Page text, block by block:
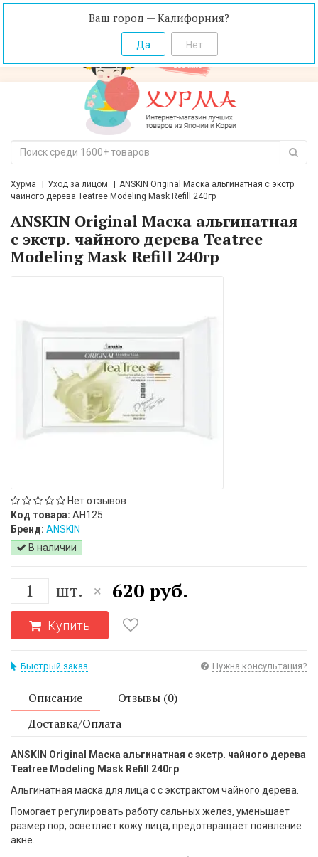
Ваш город — Калифорния?
Хурма Уход за лицом
ANSKIN Original Маска альгинатная с экстр.
чайного дерева Teatree Modeling Mask Refill 240гр
ANSKIN Original Маска альгинатная
с экстр. чайного дерева Teatree
Modeling Mask Refill 240гр
Нет отзывов
Код товара: АН125
Бренд: ANSKIN
В наличии
шт. × 620 руб.
Купить
Быстрый заказ Нужна консультация?
Описание
Отзывы (0)
Доставка/Оплата
ANSKIN Original Маска альгинатная с экстр. чайного дерева
Teatree Modeling Mask Refill 240гр
Альгинатная маска для лица с с экстрактом чайного дерева.
Помогает регулировать работу сальных желез, уменьшает
размер пор, осветляет кожу лица, предотвращает появление
акне.